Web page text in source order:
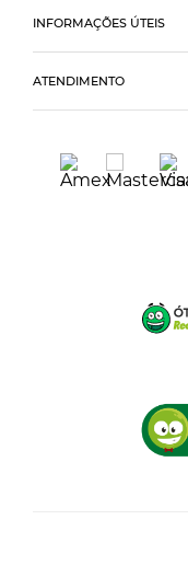
INFORMAÇÕES ÚTEIS
ATENDIMENTO